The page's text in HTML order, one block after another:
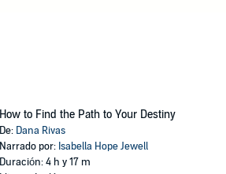
How to Find the Path to Your Destiny
De: Dana Rivas
Narrado por: Isabella Hope Jewell
Duración: 4 h y 17 m